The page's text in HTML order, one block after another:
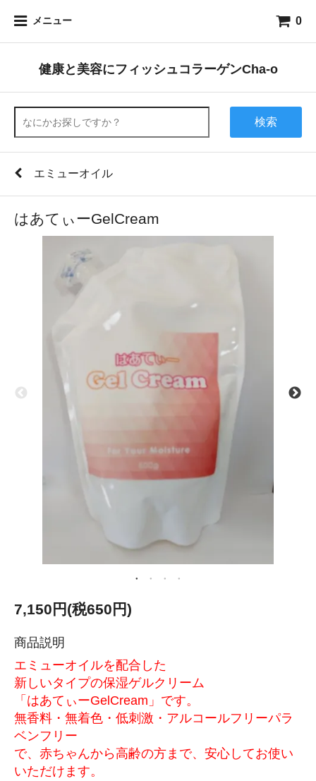
メニュー 0
健康と美容にフィッシュコラーゲンCha-o
検索
エミューオイル
はあてぃーGelCream
7,150円(税650円)
商品説明
エミューオイルを配合した
新しいタイプの保湿ゲルクリーム
「はあてぃーGelCream」です。
無香料・無着色・低刺激・アルコールフリーパラ
ベンフリー
で、赤ちゃんから高齢の方まで、安心してお使い
いただけます。